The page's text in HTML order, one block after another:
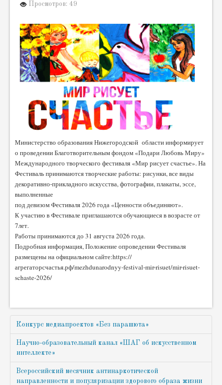
Просмотров: 49
Министерство образования Нижегородской области информирует
о проведении Благотворительным фондом «Подари Любовь Миру»
Международного творческого фестиваля «Мир рисует счастье». На
Фестиваль принимаются творческие работы: рисунки, все виды
декоративно-прикладного искусства, фотографии, плакаты, эссе,
выполненные
под девизом Фестиваля 2026 года «Ценности объединяют».
К участию в Фестивале приглашаются обучающиеся в возрасте от
7лет.
Работы принимаются до 31 августа 2026 года.
Подробная информация, Положение опроведении Фестиваля
размещены на официальном сайте:https://
агрегаторсчастья.рф/mezhdunarodnyy-festival-mir-risuet/mir-risuet-
schaste-2026/
Конкурс медиапроектов «Без парашюта»
Научно-образовательный канал «ШАГ об искусственном
интеллекте»
Всероссийский месячник антинаркотической
направленности и популяризации здорового образа жизни